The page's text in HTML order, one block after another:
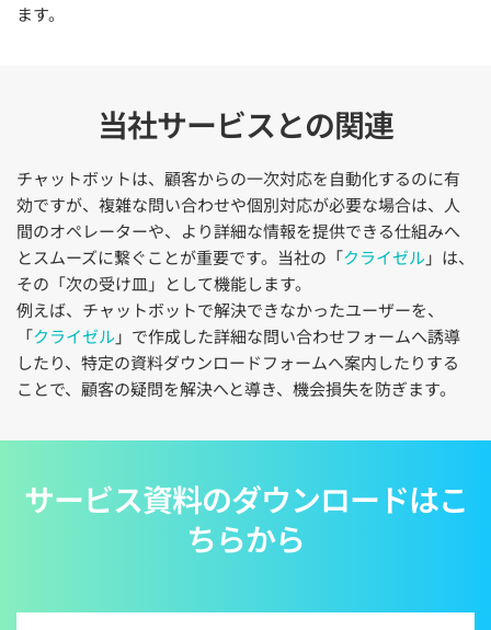
ます。
当社サービスとの関連
チャットボットは、顧客からの一次対応を自動化するのに有
効ですが、複雑な問い合わせや個別対応が必要な場合は、人
間のオペレーターや、より詳細な情報を提供できる仕組みへ
とスムーズに繋ぐことが重要です。当社の「クライゼル 」は、
その「次の受け皿」として機能します。
例えば、チャットボットで解決できなかったユーザーを、
「クライゼル 」で作成した詳細な問い合わせフォームへ誘導
したり、特定の資料ダウンロードフォームへ案内したりする
ことで、顧客の疑問を解決へと導き、機会損失を防ぎます。
サービス資料のダウンロードはこ
ちらから